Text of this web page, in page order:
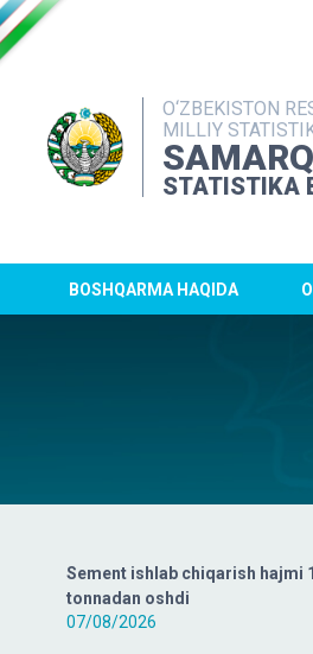
O‘ZBEKISTON
MILLIY
STATISTIKA
BOSHQARMA HAQIDA
Sement ishlab chiqarish hajmi
tonnadan oshdi
07/08/2026